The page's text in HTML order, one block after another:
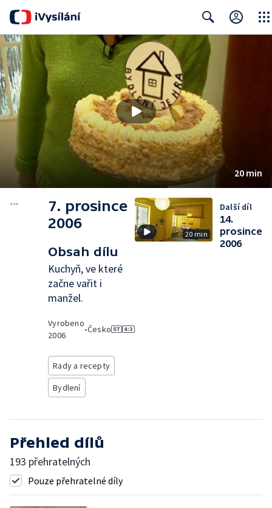
Search
20 min
7. prosince
2006
Obsah dílu
Kuchyň, ve které
začne vařit i
manžel.
Vyrobeno
2006
•Česko
Rady a recepty
Bydlení
20 min
Další díl
14.
prosince
2006
Přehled dílů
193 přehratelných
Pouze přehratelné díly